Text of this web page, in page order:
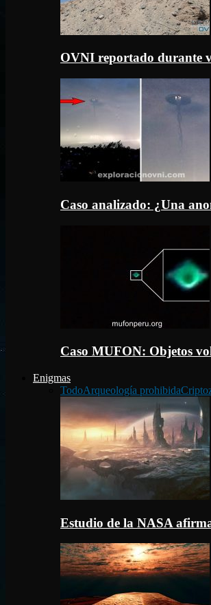
OVNI reportado durante
Caso analizado: ¿Una
Caso MUFON: Objetos
Enigmas
TodoArqueología prohibida
Estudio de la NASA